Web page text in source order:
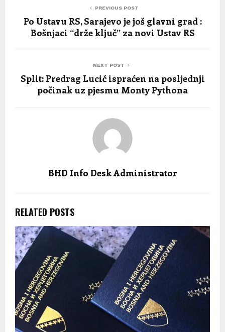
PREVIOUS POST
Po Ustavu RS, Sarajevo je još glavni grad :
Bošnjaci “drže ključ” za novi Ustav RS
NEXT POST
Split: Predrag Lucić ispraćen na posljednji
počinak uz pjesmu Monty Pythona
BHD Info Desk Administrator
RELATED POSTS